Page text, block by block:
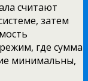
считают
затем
где сумма
минимальны,